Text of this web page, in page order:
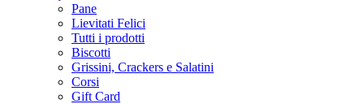
Pane
Lievitati Felici
Tutti i prodotti
Biscotti
Grissini, Crackers e Salatini
Corsi
Gift Card